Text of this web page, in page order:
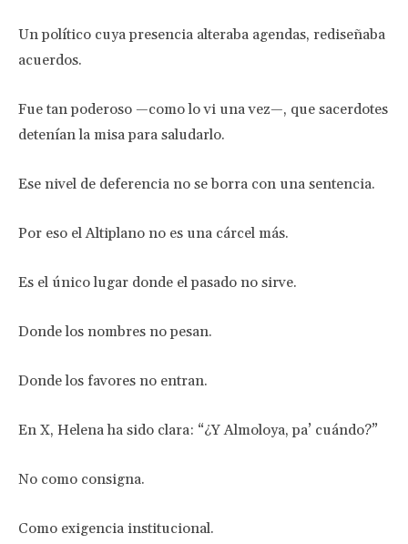
Un político cuya presencia alteraba agendas, rediseñaba
acuerdos.
Fue tan poderoso —como lo vi una vez—, que sacerdotes
detenían la misa para saludarlo.
Ese nivel de deferencia no se borra con una sentencia.
Por eso el Altiplano no es una cárcel más.
Es el único lugar donde el pasado no sirve.
Donde los nombres no pesan.
Donde los favores no entran.
En X, Helena ha sido clara: “¿Y Almoloya, pa’ cuándo?”
No como consigna.
Como exigencia institucional.